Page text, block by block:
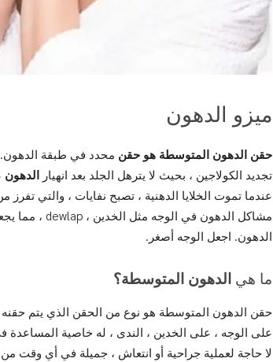
ميزو الدهون
حقن الدهون المتوسطة هو حقن محدد في طبقة الدهون.
تجديد الكولاجين ، بحيث لا يترهل الجلد بعد انهيار الدهون
عندما تموت الخلايا الدهنية ، تصبح نفايات ، والتي
مشاكل الدهون في الوجه مثل الخدين ، dewlap ، مما يجعل الوجه غير مضطرب ومستدير المظهر ويريد
الدهون. اجعل الوجه أصغر.
ما هي الدهون المتوسطة؟
حقن الدهون المتوسطة هو نوع من الحقن الذي يتم
على الوجه ، على الخدين ، الندى ، له خاصية
لا حاجة لعملية جراحية أو انتعاش ، جميلة في أي وقت من